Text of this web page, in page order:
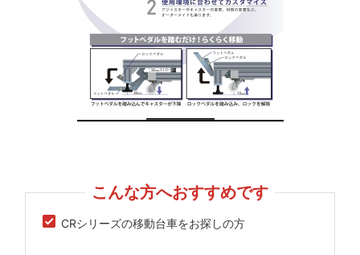
こんな方へおすすめです
CRシリーズの移動台車をお探しの方